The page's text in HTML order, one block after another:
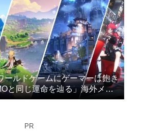
ールドゲームにゲーマーは飽き
と同じ運命を辿る」海外メデ
PR